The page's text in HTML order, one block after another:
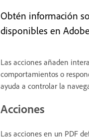
Obtén información
disponibles en
Las acciones añaden
comportamientos o
ayuda a controlar la
Acciones
Las acciones en un PDF